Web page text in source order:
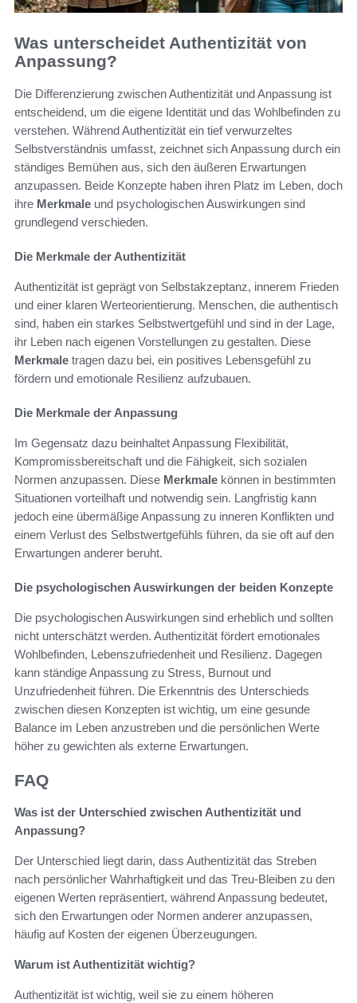
Was unterscheidet Authentizität von
Anpassung?
Die Differenzierung zwischen Authentizität und Anpassung ist
entscheidend, um die eigene Identität und das Wohlbefinden zu
verstehen. Während Authentizität ein tief verwurzeltes
Selbstverständnis umfasst, zeichnet sich Anpassung durch ein
ständiges Bemühen aus, sich den äußeren Erwartungen
anzupassen. Beide Konzepte haben ihren Platz im Leben, doch
ihre Merkmale und psychologischen Auswirkungen sind
grundlegend verschieden.
Die Merkmale der Authentizität
Authentizität ist geprägt von Selbstakzeptanz, innerem Frieden
und einer klaren Werteorientierung. Menschen, die authentisch
sind, haben ein starkes Selbstwertgefühl und sind in der Lage,
ihr Leben nach eigenen Vorstellungen zu gestalten. Diese
Merkmale tragen dazu bei, ein positives Lebensgefühl zu
fördern und emotionale Resilienz aufzubauen.
Die Merkmale der Anpassung
Im Gegensatz dazu beinhaltet Anpassung Flexibilität,
Kompromissbereitschaft und die Fähigkeit, sich sozialen
Normen anzupassen. Diese Merkmale können in bestimmten
Situationen vorteilhaft und notwendig sein. Langfristig kann
jedoch eine übermäßige Anpassung zu inneren Konflikten und
einem Verlust des Selbstwertgefühls führen, da sie oft auf den
Erwartungen anderer beruht.
Die psychologischen Auswirkungen der beiden Konzepte
Die psychologischen Auswirkungen sind erheblich und sollten
nicht unterschätzt werden. Authentizität fördert emotionales
Wohlbefinden, Lebenszufriedenheit und Resilienz. Dagegen
kann ständige Anpassung zu Stress, Burnout und
Unzufriedenheit führen. Die Erkenntnis des Unterschieds
zwischen diesen Konzepten ist wichtig, um eine gesunde
Balance im Leben anzustreben und die persönlichen Werte
höher zu gewichten als externe Erwartungen.
FAQ
Was ist der Unterschied zwischen Authentizität und
Anpassung?
Der Unterschied liegt darin, dass Authentizität das Streben
nach persönlicher Wahrhaftigkeit und das Treu-Bleiben zu den
eigenen Werten repräsentiert, während Anpassung bedeutet,
sich den Erwartungen oder Normen anderer anzupassen,
häufig auf Kosten der eigenen Überzeugungen.
Warum ist Authentizität wichtig?
Authentizität ist wichtig, weil sie zu einem höheren